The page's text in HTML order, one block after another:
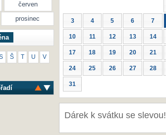
červen
prosinec
Š T U V
3 4 5 6 7
10 11 12 13 14
17 18 19 20 21
24 25 26 27 28
31
Dárek k svátku se slevou!